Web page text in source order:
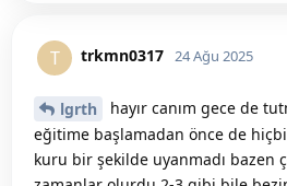
T trkmn0317 24 Ağu 2025
lgrth
hayır canım gece de
eğitime başlamadan önce de
kuru bir şekilde uyanmadı bazen